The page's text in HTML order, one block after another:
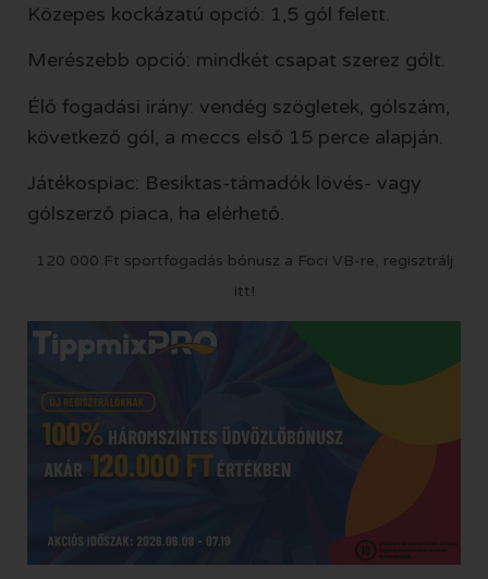
Közepes kockázatú opció: 1,5 gól felett.
Merészebb opció: mindkét csapat szerez gólt.
Élő fogadási irány: vendég szögletek, gólszám,
következő gól, a meccs első 15 perce alapján.
Játékospiac: Besiktas-támadók lövés- vagy
gólszerző piaca, ha elérhető.
120 000 Ft sportfogadás bónusz a Foci VB-re, regisztrálj
itt!